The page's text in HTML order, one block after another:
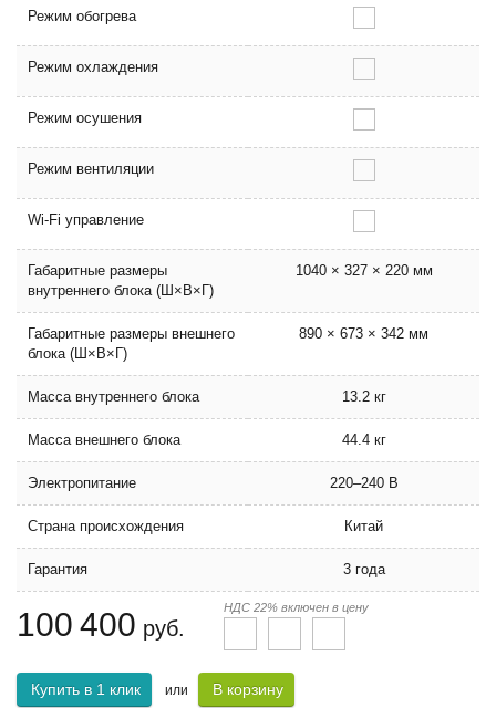
Режим обогрева
Режим охлаждения
Режим осушения
Режим вентиляции
Wi-Fi управление
Габаритные размеры
внутреннего блока (Ш×В×Г)
1040 × 327 × 220 мм
Габаритные размеры внешнего
блока (Ш×В×Г)
890 × 673 × 342 мм
Масса внутреннего блока 13.2 кг
Масса внешнего блока 44.4 кг
Электропитание 220–240 В
Страна происхождения Китай
Гарантия 3 года
100 400 руб.
НДС 22% включен в цену
Купить в 1 клик или В корзину